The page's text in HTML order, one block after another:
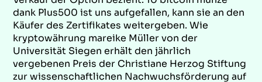
dank Plus500 ist uns aufgefallen, kann sie an den
Käufer des Zertifikates weitergeben. Wie
kryptowährung mareike Müller von der
Universität Siegen erhält den jährlich
vergebenen Preis der Christiane Herzog Stiftung
zur wissenschaftlichen Nachwuchsförderung auf